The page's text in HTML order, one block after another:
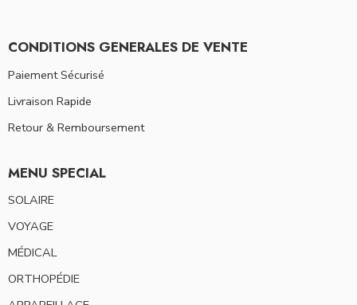
CONDITIONS GENERALES DE VENTE
Paiement Sécurisé
Livraison Rapide
Retour & Remboursement
MENU SPECIAL
SOLAIRE
VOYAGE
MÉDICAL
ORTHOPÉDIE